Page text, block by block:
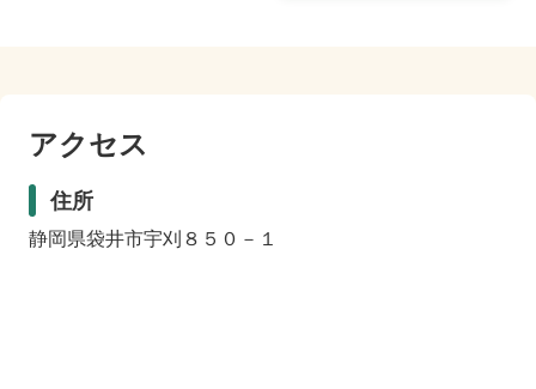
アクセス
住所
静岡県袋井市宇刈８５０－１